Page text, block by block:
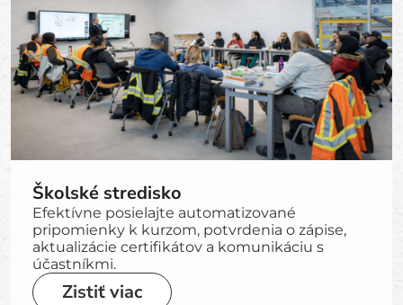
Školské stredisko
Efektívne posielajte automatizované
pripomienky k kurzom, potvrdenia o zápise,
aktualizácie certifikátov a komunikáciu s
účastníkmi.
Zistiť viac